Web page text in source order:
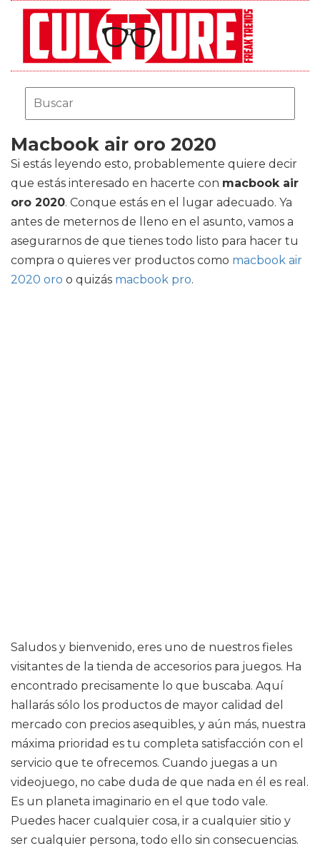
Macbook air oro 2020
Si estás leyendo esto, probablemente quiere decir
que estás interesado en hacerte con macbook air
oro 2020. Conque estás en el lugar adecuado. Ya
antes de meternos de lleno en el asunto, vamos a
asegurarnos de que tienes todo listo para hacer tu
compra o quieres ver productos como macbook air
2020 oro o quizás macbook pro.
Saludos y bienvenido, eres uno de nuestros fieles
visitantes de la tienda de accesorios para juegos. Ha
encontrado precisamente lo que buscaba. Aquí
hallarás sólo los productos de mayor calidad del
mercado con precios asequibles, y aún más, nuestra
máxima prioridad es tu completa satisfacción con el
servicio que te ofrecemos. Cuando juegas a un
videojuego, no cabe duda de que nada en él es real.
Es un planeta imaginario en el que todo vale.
Puedes hacer cualquier cosa, ir a cualquier sitio y
ser cualquier persona, todo ello sin consecuencias.